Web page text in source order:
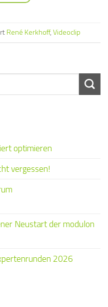
René Kerkhoff,Videoclip
optimieren
vergessen!
Neustart der modulon
2026